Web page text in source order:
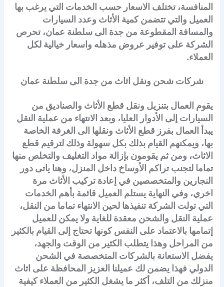
المنافسة، تختلف الاسعار حسب الخدمات التي يرغب بها
العميل والتي تتضمن كمية الأثاث وعدد السيارات
والمسافة المقطوعة من جدة الى سلطنة عمان، تحرص
الشركة على توفير عروض مذهله واسعار خيالية لكل
العملاء.
شركات شحن ونقل اثاث من جدة الى سلطنة عمان
يقوم العمال بتنزيل ونقل قطع الأثاث والصناديق من
السيارات إلى الأدوار العليا، وبعد الانتهاء من عملية النقل
يبدأ العمال بفرز قطع الأثاث ونقلها الى الغرفة الخاصة
بها، ويمكنهم القيام بذلك بكل سهولة وذلك لترقيم قطع
الاثاث، ومن ثم يقومون بإزالة مواد التغليف والتخلص منها
تماما لتجنب تراكم الأوساخ داخل المنزل، وهنا ياتى دور
النجارين والمتخصصين في إعادة تركيب الأثاث مرة
اخري، وفي النهاية يستلم العميل قائمة بأهم الخدمات
التي تولت الشركة تنفيذها لحين الانتهاء تماما من النقل،
عملية النقل والشحن معقدة للغاية ولا يمكن للعميل
إتمامها بالاعتماد على النفس كونها تحتاج إلى القيام بالكثير
من المراحل وهذا يتطلب الكثير من الوقت والجهد،
يفضل الاستعانة بالشركات المتخصصة في الشحن
الدولي فهذا يضمن لك عميلنا العزيز المحافظة على اثاث
منزلك من التلف، أكثر ما يشغل الكثير من العملاء كيفية